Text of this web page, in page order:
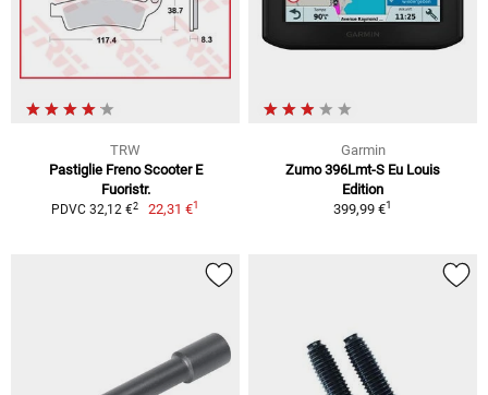
TRW
Pastiglie Freno Scooter E
Fuoristr.
PDVC 32,12 €2 22,31 €1
Garmin
Zumo 396Lmt-S Eu Louis
Edition
399,99 €1